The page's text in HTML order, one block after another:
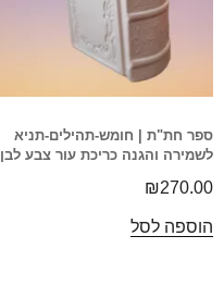
ספר חת"ת | חומש-תהילים-תניא
לשמירה והגנה כריכת עור צבע לבן
₪270.00
הוספה לסל